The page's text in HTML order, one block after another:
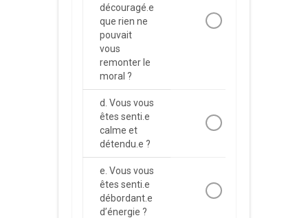
découragé.e
que rien ne
pouvait
vous
remonter le
moral ?
d. Vous vous
êtes senti.e
calme et
détendu.e ?
e. Vous vous
êtes senti.e
débordant.e
d’énergie ?